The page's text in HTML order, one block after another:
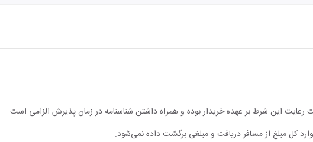
این شرط بر عهده خریدار بوده و همراه داشتن شناسنامه در زمان پذیرش الزامی است.
کل مبلغ از مسافر دریافت و مبلغی برگشت داده نمی‌شود.